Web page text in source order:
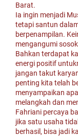
Barat.
Ia ingin menjadi
tetapi santun
berpenampilan.
mengangumi
Bahkan terdapat
energi positif
jangan takut
penting kita telah
menyampaikan
melangkah dan
Fahriani percaya
jika satu usaha
berhasil, bisa jadi